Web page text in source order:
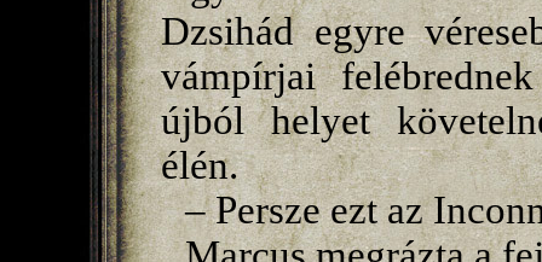
Dzsihád egyre
vámpírjai
újból helyet
élén.
– Persze ezt az